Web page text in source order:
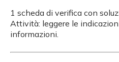
1 scheda di verifica con
Attività: leggere le
informazioni.